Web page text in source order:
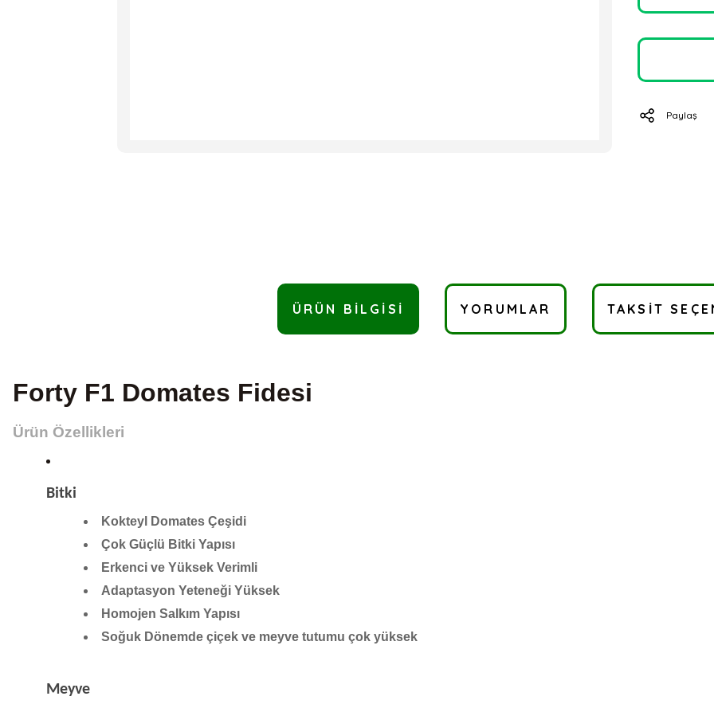
Paylaş
ÜRÜN BILGISI YORUMLAR TAKSIT
Forty F1 Domates Fidesi
Ürün Özellikleri
Bitki
Kokteyl Domates Çeşidi
Çok Güçlü Bitki Yapısı
Erkenci ve Yüksek Verimli
Adaptasyon Yeteneği Yüksek
Homojen Salkım Yapısı
Soğuk Dönemde çiçek ve meyve tutumu çok yüksek
Meyve